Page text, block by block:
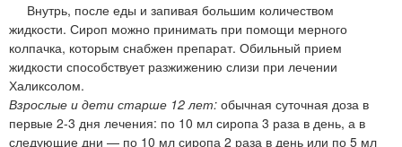
Внутрь, после еды и запивая большим количеством
жидкости. Сироп можно принимать при помощи мерного
колпачка, которым снабжен препарат. Обильный прием
жидкости способствует разжижению слизи при лечении
Халиксолом.
Взрослые и дети старше 12 лет: обычная суточная доза в
первые 2-3 дня лечения: по 10 мл сиропа 3 раза в день, а в
следующие дни — по 10 мл сиропа 2 раза в день или по 5 мл